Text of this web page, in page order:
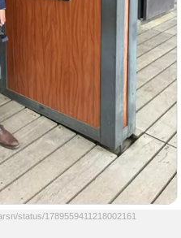
status/1789559411218002161